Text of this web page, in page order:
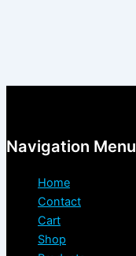
Navigation Menu
Home
Contact
Cart
Shop